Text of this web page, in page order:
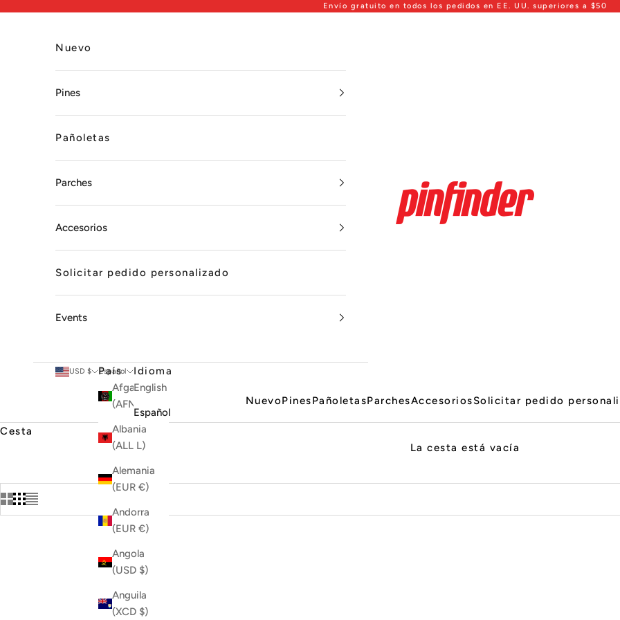
Envío gratuito en todos los pedidos en EE. UU. superiores a $50
Pinfinder
NuevoPinesPañoletasParchesAccesoriosSolicitar pedido
Nuevo
Pines
Pañoletas
Parches
Accesorios
Solicitar pedido personalizado
Events
USD $
País
Afganistán
Albania
(ALL L)
Alemania
(EUR €)
Andorra
(EUR €)
Angola
(USD $)
Anguila
(XCD $)
Español
Idioma
English
Español
Cesta
La cesta está vacía